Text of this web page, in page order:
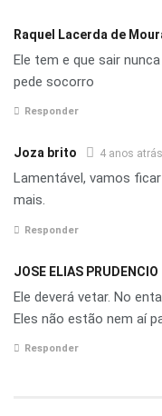
Raquel Lacerda de
Ele tem e que sair
pede socorro
Responder
Joza brito 4 anos atrás
Lamentável, vamos
mais.
Responder
JOSE ELIAS PRUDENCIO
Ele deverá vetar. No
Eles não estão nem aí
Responder